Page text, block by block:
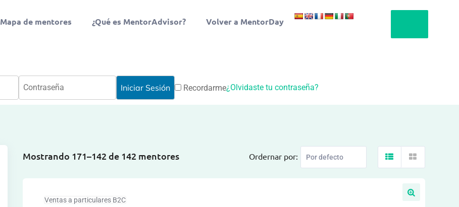
Mapa de mentores ¿Qué es MentorAdvisor? Volver a MentorDay
Recordarme¿Olvidaste tu contraseña?
Mostrando 171–142 de 142 mentores Ordernar por:
Ventas a particulares B2C